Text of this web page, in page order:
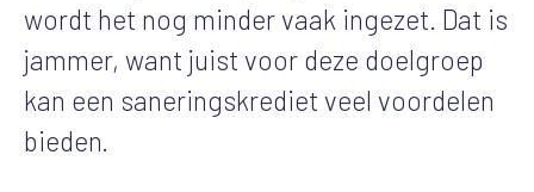
wordt het nog minder vaak ingezet. Dat is
jammer, want juist voor deze doelgroep
kan een saneringskrediet veel voordelen
bieden.